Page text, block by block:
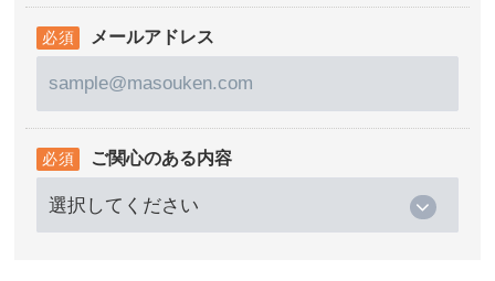
メールアドレス
ご関心のある内容